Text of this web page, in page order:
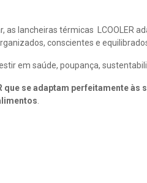
as lancheiras térmicas LCOOLER
conscientes e
em saúde, poupança,
que se adaptam perfeitamente às